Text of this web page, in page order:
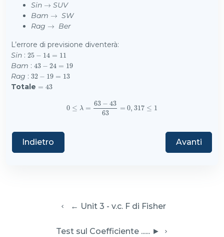
Indietro Avanti
Sin →
→ SUV
Bam →
→
SW
Rag →
→ Ber
L’errore di previsione diventerà:
Sin : 25 − 14 = 11
25 −14= 11
Bam : 43 − 24 = 19
43 −24= 19
Rag : 32 − 19 = 13
32 −19= 13
Totale = 43
=43
0 ≤ λ =
63 − 43
63
= 0, 317 ≤ 1
0≤ λ= 63−4363 =0,317≤ 1
  ← Unit 3 - v.c. F di Fisher
Test sul Coefficiente ...... ►